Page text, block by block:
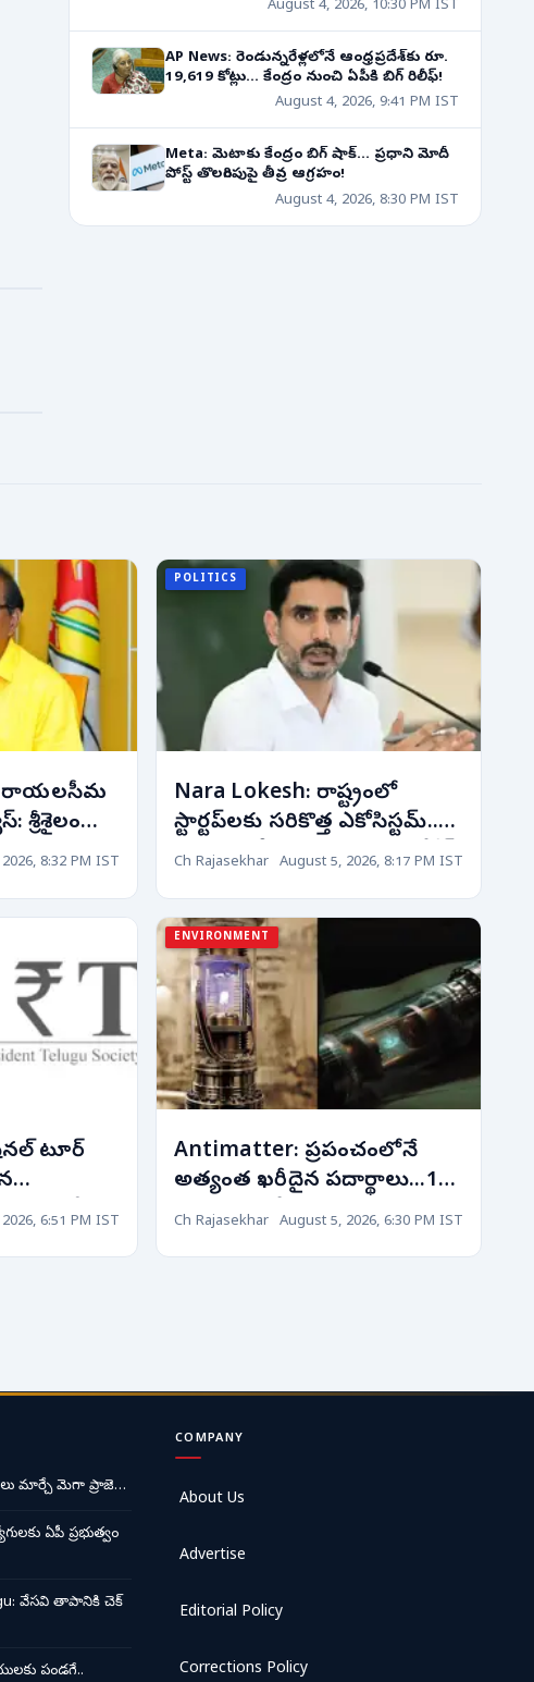
August 4, 2026, 10:30 PM IST
AP News: రెండున్నరేళ్లలోనే ఆంధ్రప్రదేశ్‌కు రూ.
19,619 కోట్లు... కేంద్రం నుంచి ఏపీకి బిగ్ రిలీఫ్!
August 4, 2026, 9:41 PM IST
Meta: మెటాకు కేంద్రం బిగ్ షాక్... ప్రధాని మోదీ
పోస్ట్ తొలగింపుపై తీవ్ర ఆగ్రహం!
August 4, 2026, 8:30 PM IST
రాయలసీమ
శ్రీశైలం
నిమ్మల
8:32 PM IST
POLITICS
Nara Lokesh: రాష్ట్రంలో
స్టార్టప్‌లకు సరికొత్త ఎకోసిస్టమ్..
విద్యా, ఐటీ రంగాలపై నారా లోకేష్
Ch Rajasekhar August 5, 2026, 8:17 PM IST
టూర్
జారీ!
6:51 PM IST
ENVIRONMENT
Antimatter: ప్రపంచంలోనే
అత్యంత ఖరీదైన పదార్థాలు...1
గ్రాము ధరతో ప్రపంచ
Ch Rajasekhar August 5, 2026, 6:30 PM IST
మార్చే మెగా ప్రాజె…
ఏపీ ప్రభుత్వం
వేసవి తాపానికి చెక్
పండగే..
COMPANY
About Us
Advertise
Editorial Policy
Corrections Policy